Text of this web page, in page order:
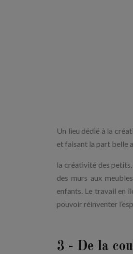
Un lieu dédié à la
et faisant la part belle
la créativité des
des murs aux
enfants. Le travail en
pouvoir réinventer
3 - De la